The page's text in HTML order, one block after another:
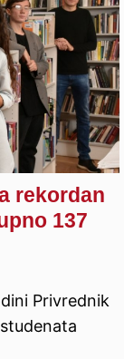
rekordan
137
Privrednik